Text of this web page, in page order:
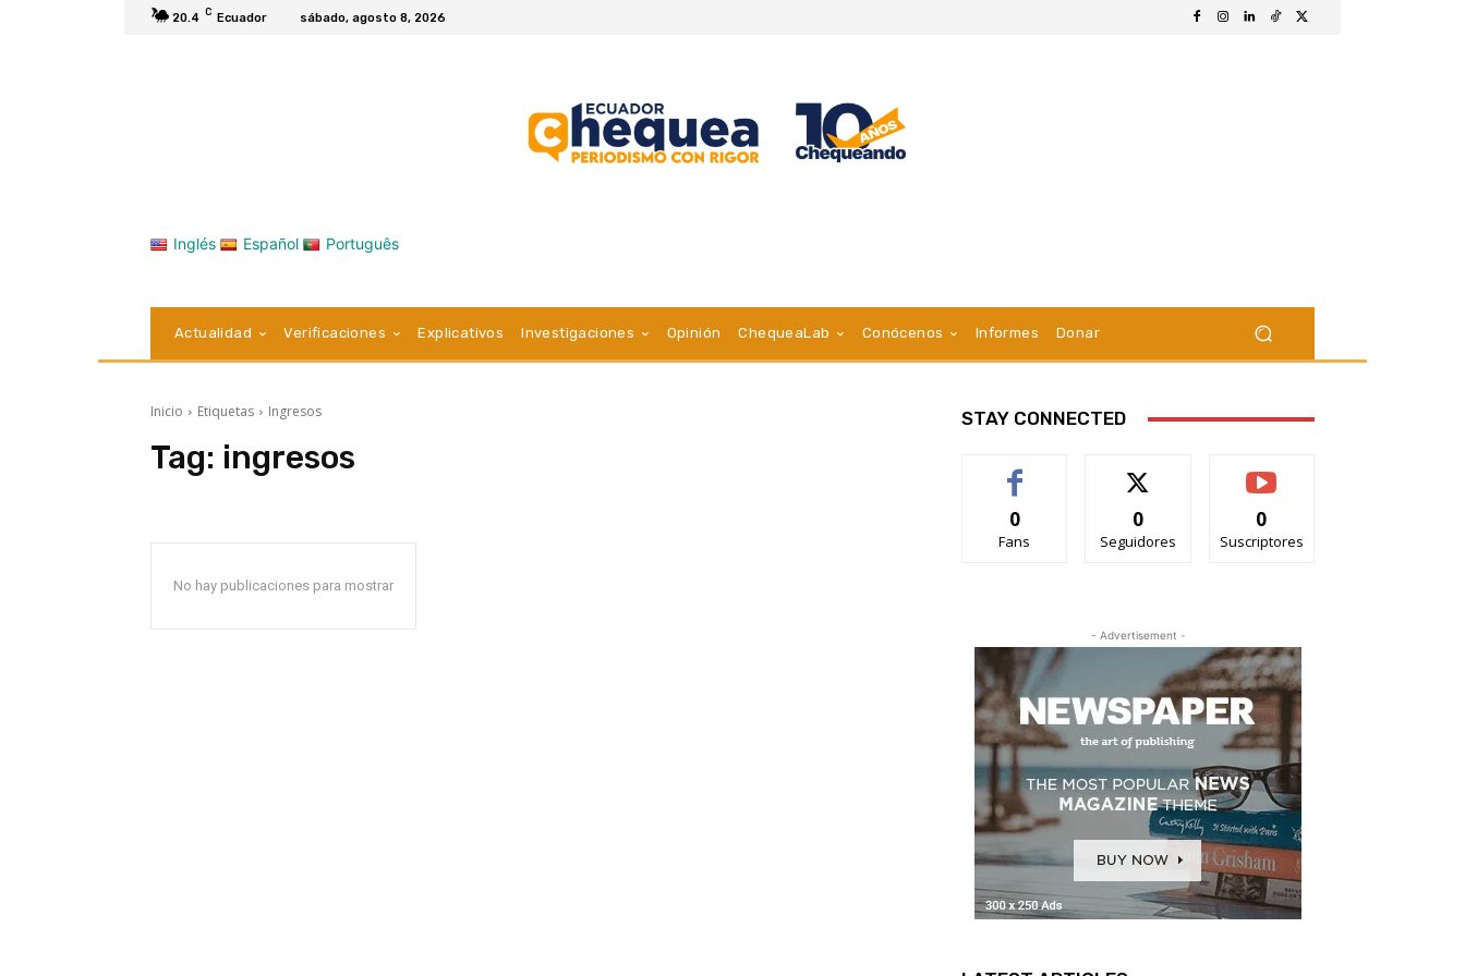
20.4 C Ecuador sábado, agosto 8, 2026
Inglés Español Português
Actualidad Verificaciones Explicativos Investigaciones Opinión ChequeaLab Conócenos Informes Donar
Inicio Etiquetas Ingresos
Tag: ingresos
No hay publicaciones para mostrar
STAY CONNECTED
0
Fans
0
Seguidores
0
Suscriptores
- Advertisement -